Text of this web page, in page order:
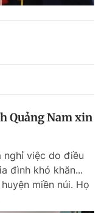
Quảng Nam xin
nghỉ việc do điều
đình khó khăn...
miền núi. Họ